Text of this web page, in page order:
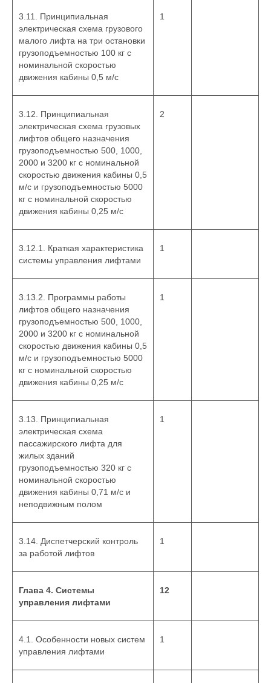
3.11. Принципиальная
электрическая схема грузового
малого лифта на три остановки
грузоподъемностью 100 кг с
номинальной скоростью
движения кабины 0,5 м/с
1
3.12. Принципиальная
электрическая схема грузовых
лифтов общего назначения
грузоподъемностью 500, 1000,
2000 и 3200 кг с номинальной
скоростью движения кабины 0,5
м/с и грузоподъемностью 5000
кг с номинальной скоростью
движения кабины 0,25 м/с
2
3.12.1. Краткая характеристика
системы управления лифтами
1
3.13.2. Программы работы
лифтов общего назначения
грузоподъемностью 500, 1000,
2000 и 3200 кг с номинальной
скоростью движения кабины 0,5
м/с и грузоподъемностью 5000
кг с номинальной скоростью
движения кабины 0,25 м/с
1
3.13. Принципиальная
электрическая схема
пассажирского лифта для
жилых зданий
грузоподъемностью 320 кг с
номинальной скоростью
движения кабины 0,71 м/с и
неподвижным полом
1
3.14. Диспетчерский контроль
за работой лифтов
1
Глава 4. Системы
управления лифтами
12
4.1. Особенности новых систем
управления лифтами
1